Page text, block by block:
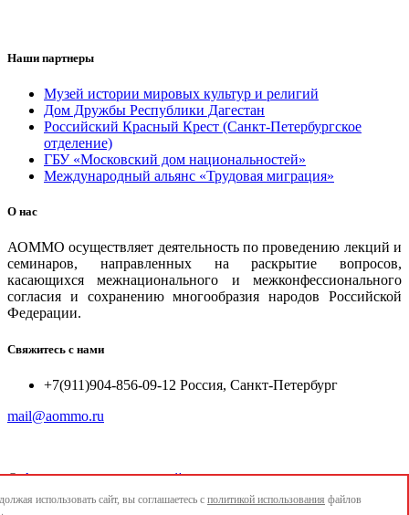
Наши партнеры
Музей истории мировых культур и религий
Дом Дружбы Республики Дагестан
Российский Красный Крест (Санкт-Петербургское
отделение)
ГБУ «Московский дом национальностей»
Международный альянс «Трудовая миграция»
О нас
АОММО осуществляет деятельность по проведению лекций и
семинаров, направленных на раскрытие вопросов,
касающихся межнационального и межконфессионального
согласия и сохранению многообразия народов Российской
Федерации.
Свяжитесь с нами
+7(911)904-856-09-12 Россия, Санкт-Петербург
mail@aommo.ru
© Ассоциация организаций по реализации национальных
проектов и достижению национальных целей развития
использовать сайт, вы соглашаетесь с политикой использования файлов